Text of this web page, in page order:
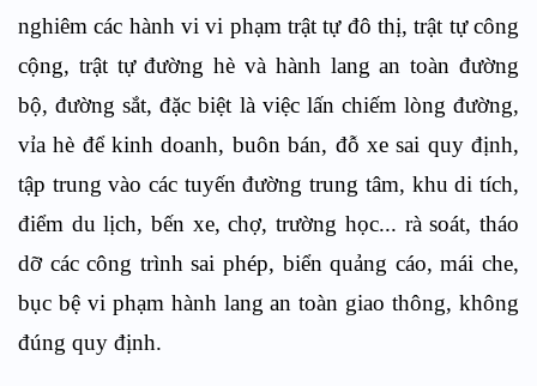
nghiêm các hành vi vi phạm trật tự đô thị, trật tự công
cộng, trật tự đường hè và hành lang an toàn đường
bộ, đường sắt, đặc biệt là việc lấn chiếm lòng đường,
vỉa hè để kinh doanh, buôn bán, đỗ xe sai quy định,
tập trung vào các tuyến đường trung tâm, khu di tích,
điểm du lịch, bến xe, chợ, trường học... rà soát, tháo
dỡ các công trình sai phép, biển quảng cáo, mái che,
bục bệ vi phạm hành lang an toàn giao thông, không
đúng quy định.